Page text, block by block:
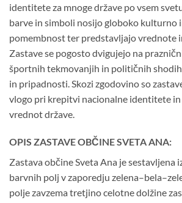
identitete za mnoge države po vsem
barve in simboli nosijo globoko kulturno
pomembnost ter predstavljajo vrednote
Zastave se pogosto dvigujejo na
športnih tekmovanjih in političnih
in pripadnosti. Skozi zgodovino so
vlogo pri krepitvi nacionalne identitete
vrednot države.
OPIS ZASTAVE OBČINE SVETA ANA:
Zastava občine Sveta Ana je sestavljena
barvnih polj v zaporedju
polje zavzema tretjino celotne dolžine